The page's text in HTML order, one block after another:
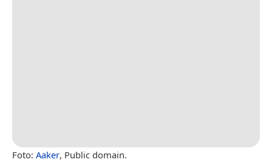
Foto: Aaker, Public domain.